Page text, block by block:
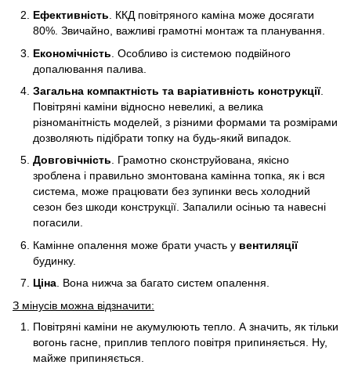
Ефективність . ККД повітряного каміна може досягати
80%. Звичайно, важливі грамотні монтаж та планування.
Економічність . Особливо із системою подвійного
допалювання палива.
Загальна компактність та варіативність конструкції.
Повітряні каміни відносно невеликі, а велика
різноманітність моделей, з різними формами та розмірами
дозволяють підібрати топку на будь-який випадок.
Довговічність. Грамотно сконструйована, якісно
зроблена і правильно змонтована камінна топка, як і вся
система, може працювати без зупинки весь холодний
сезон без шкоди конструкції. Запалили осінью та навесні
погасили.
Камінне опалення може брати участь у вентиляції
будинку.
Ціна . Вона нижча за багато систем опалення.
З мінусів можна відзначити:
Повітряні каміни не акумулюють тепло. А значить, як тільки
вогонь гасне, приплив теплого повітря припиняється. Ну,
майже припиняється.